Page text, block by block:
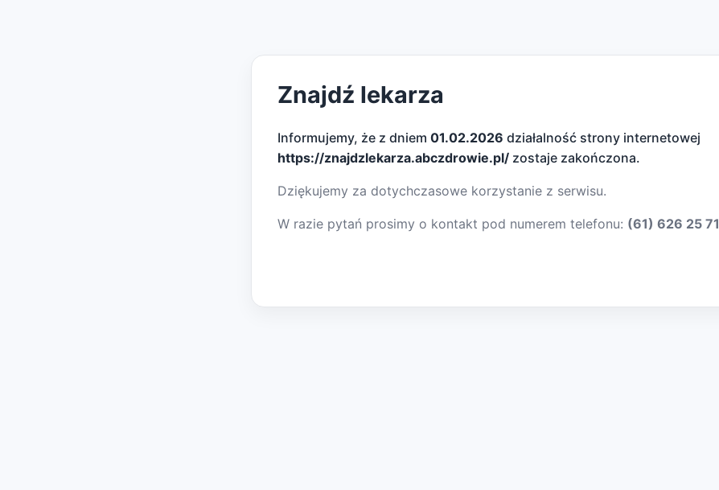
Znajdź lekarza
Informujemy, że z dniem 01.02.2026 działalność strony internetowej
https://znajdzlekarza.abczdrowie.pl/ zostaje zakończona.
Dziękujemy za dotychczasowe korzystanie z serwisu.
W razie pytań prosimy o kontakt pod numerem telefonu: (61) 626 25 71